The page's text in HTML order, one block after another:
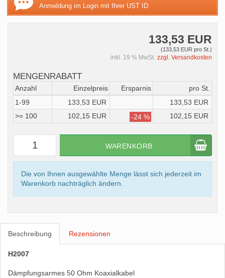
Anmeldung im Login mit Ihrer UST ID.
133,53 EUR
(133,53 EUR pro St.)
inkl. 19 % MwSt. zzgl. Versandkosten
MENGENRABATT
Anzahl Einzelpreis Ersparnis
pro St.
1-99
133,53 EUR
133,53 EUR
>= 100
102,15 EUR -24 % 102,15 EUR
WARENKORB
Die von Ihnen ausgewählte Menge lässt sich jederzeit im
Warenkorb nachträglich ändern.
Beschreibung Rezensionen
H2007
Dämpfungsarmes 50 Ohm Koaxialkabel